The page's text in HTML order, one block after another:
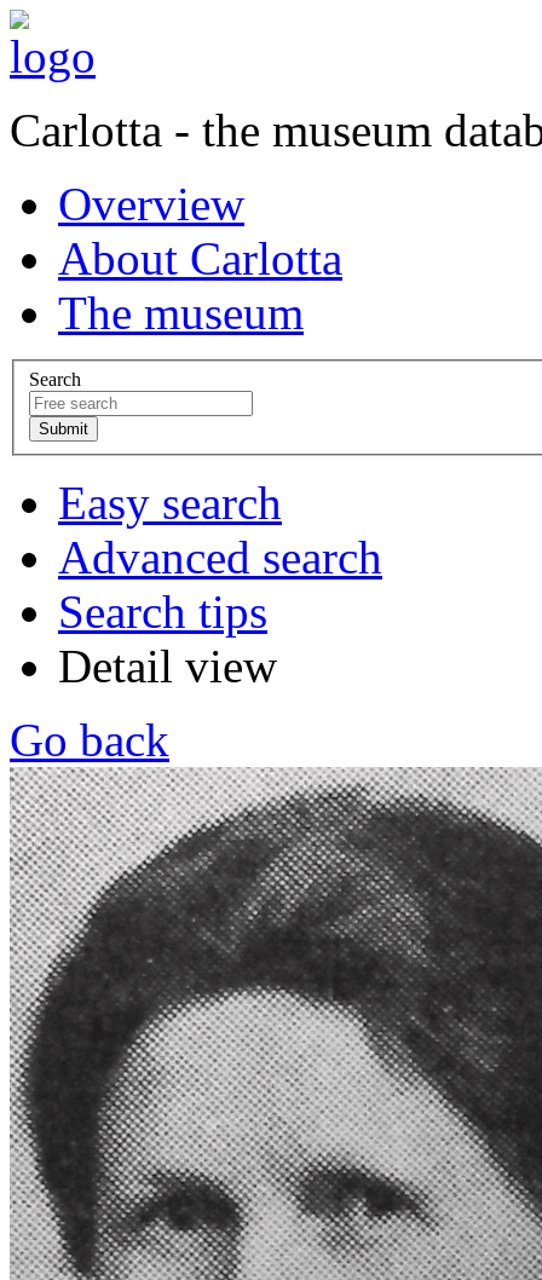
Carlotta - the museum
Overview
About Carlotta
The museum
Search
Easy search
Advanced search
Search tips
Detail view
Go back